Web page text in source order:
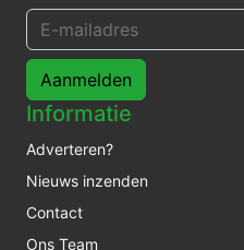
Aanmelden
Informatie
Adverteren?
Nieuws inzenden
Contact
Ons Team